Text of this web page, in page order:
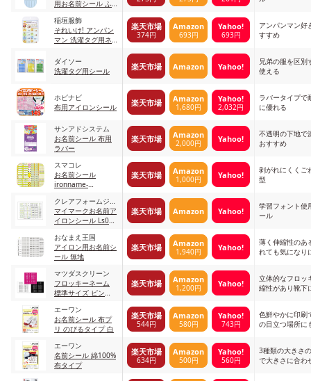
用お名前シール ふ
稲垣服飾
それいけ! アンパン
マン 洗濯タグ用ネ
楽天市場
374円
Amazon
693円
Yahoo!
693円
アンパンマン好
すすめ
ダイソー
洗濯タグ用シール
楽天市場 Amazon Yahoo!
兄弟の服を区別
使える
ホビナビ
布用アイロンシール
楽天市場 Amazon
1,680円
Yahoo!
2,032円
ラバータイプで
に優れる
サンアドシステム
お名前シール 布用
ラバー
楽天市場 Amazon
2,000円 Yahoo!
不透明の下地で
おすすめ
スマコレ
お名前シール
ironname-
楽天市場 Amazon
1,000円 Yahoo!
剥がれにくくご
型
クレアフォームジャ
パン
マイマークお名前ア
イロンシール Ls063
楽天市場 Amazon Yahoo!
学習フォント使
ール
おなまえ王国
アイロン用お名前シ
ール 無地
楽天市場 Amazon
1,940円 Yahoo!
薄く伸縮性のあ
れても気になり
マツダスクリーン
フロッキーネーム
標準サイズ ピン
楽天市場 Amazon
1,200円 Yahoo!
立体的なフロッ
縮性があり靴下
エーワン
お名前シール 布プ
リ のびるタイプ 白
楽天市場
544円
Amazon
580円
Yahoo!
743円
色鮮やかに印刷
の目立つ場所に
エーワン
名前シール 綿100%
布タイプ
楽天市場
634円
Amazon
500円
Yahoo!
560円
3種類の大きさ
で大きさに合わ